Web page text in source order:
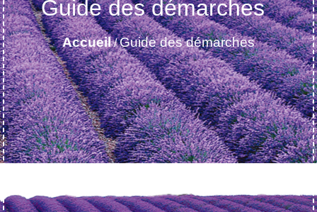
Guide des démarches
Accueil/Guide des démarches